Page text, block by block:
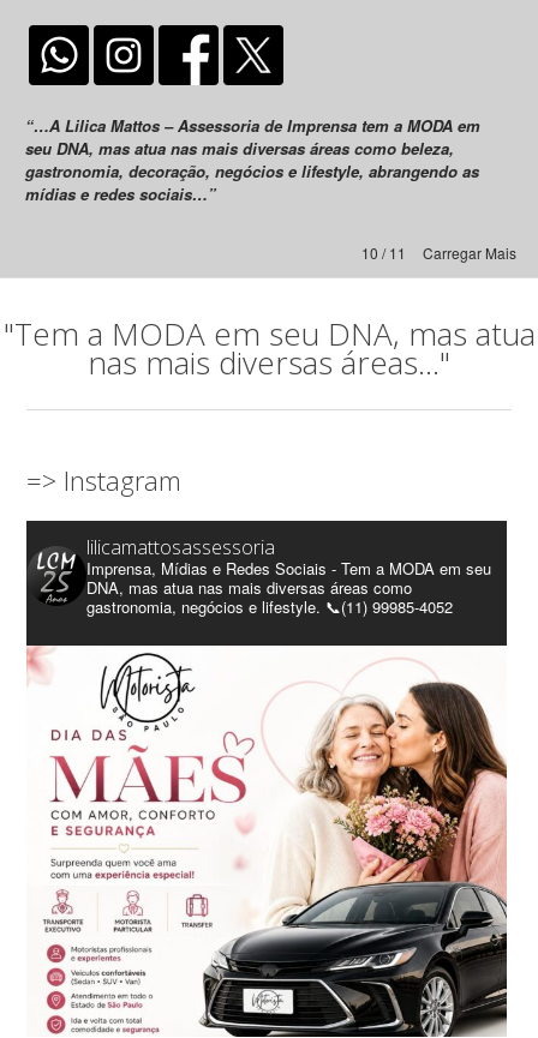
“…A Lilica Mattos – Assessoria de Imprensa tem a MODA em
seu DNA, mas atua nas mais diversas áreas como beleza,
gastronomia, decoração, negócios e lifestyle, abrangendo as
mídias e redes sociais…”
Carregar Mais
10 / 11
"Tem a MODA em seu DNA, mas atua
nas mais diversas áreas..."
=> Instagram
lilicamattosassessoria
Imprensa, Mídias e Redes Sociais - Tem a MODA em seu
DNA, mas atua nas mais diversas áreas como
gastronomia, negócios e lifestyle. 📞(11) 99985-4052